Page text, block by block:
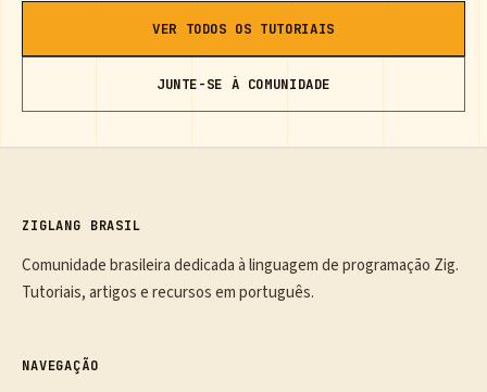
VER TODOS OS TUTORIAIS
JUNTE-SE À COMUNIDADE
ZIGLANG BRASIL
Comunidade brasileira dedicada à linguagem de programação Zig.
Tutoriais, artigos e recursos em português.
NAVEGAÇÃO